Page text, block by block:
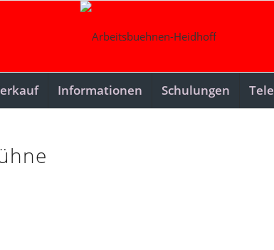
Informationen Schulungen